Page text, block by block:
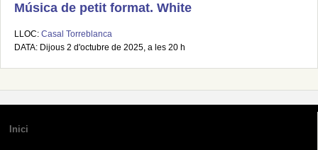
Música de petit format. White
LLOC: Casal Torreblanca
DATA: Dijous 2 d'octubre de 2025, a les 20 h
Inici